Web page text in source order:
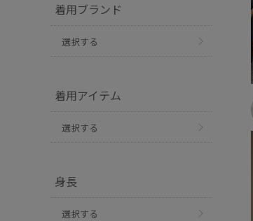
着用ブランド
選択する
着用アイテム
選択する
身長
選択する